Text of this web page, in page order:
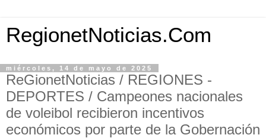
RegionetNoticias.Com
miércoles, 14 de mayo de 2025
ReGionetNoticias / REGIONES -
DEPORTES / Campeones nacionales
de voleibol recibieron incentivos
económicos por parte de la Gobernación